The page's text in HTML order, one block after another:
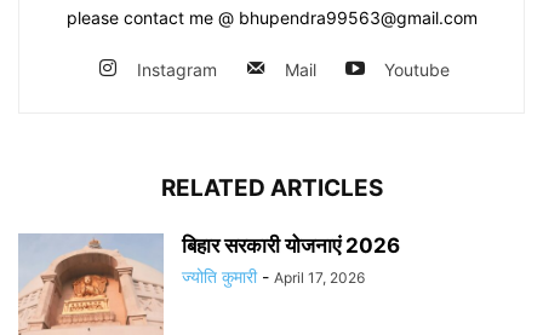
please contact me @ bhupendra99563@gmail.com
Instagram Mail Youtube
RELATED ARTICLES
बिहार सरकारी योजनाएं 2026
ज्योति कुमारी - April 17, 2026